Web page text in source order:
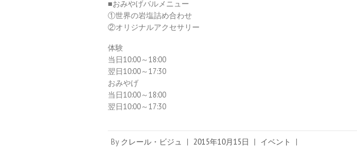
■おみやげバルメニュー
①世界の岩塩詰め合わせ
②オリジナルアクセサリー
体験
当日10:00～18:00
翌日10:00～17:30
おみやげ
当日10:00～18:00
翌日10:00～17:30
By クレール・ビジュ | 2015年10月15日 | イベント |